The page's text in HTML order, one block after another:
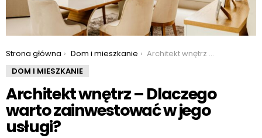
You are here:
Strona główna Dom i mieszkanie
Architekt wnętrz – Dlaczego warto zainwestować w jego usługi?
DOM I MIESZKANIE
Architekt wnętrz – Dlaczego
warto zainwestować w jego
usługi?